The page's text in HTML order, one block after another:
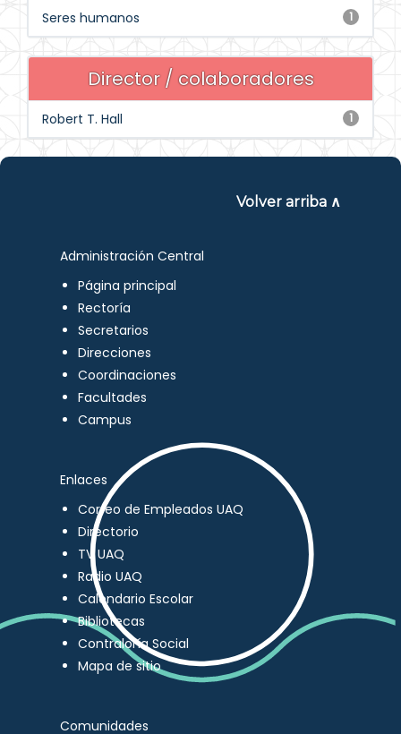
1
Seres humanos
Director / colaboradores
1
Robert T. Hall
Volver arriba ∧
Administración Central
Página principal
Rectoría
Secretarios
Direcciones
Coordinaciones
Facultades
Campus
Enlaces
Correo de Empleados UAQ
Directorio
TV UAQ
Radio UAQ
Calendario Escolar
Bibliotecas
Contraloría Social
Mapa de sitio
Comunidades